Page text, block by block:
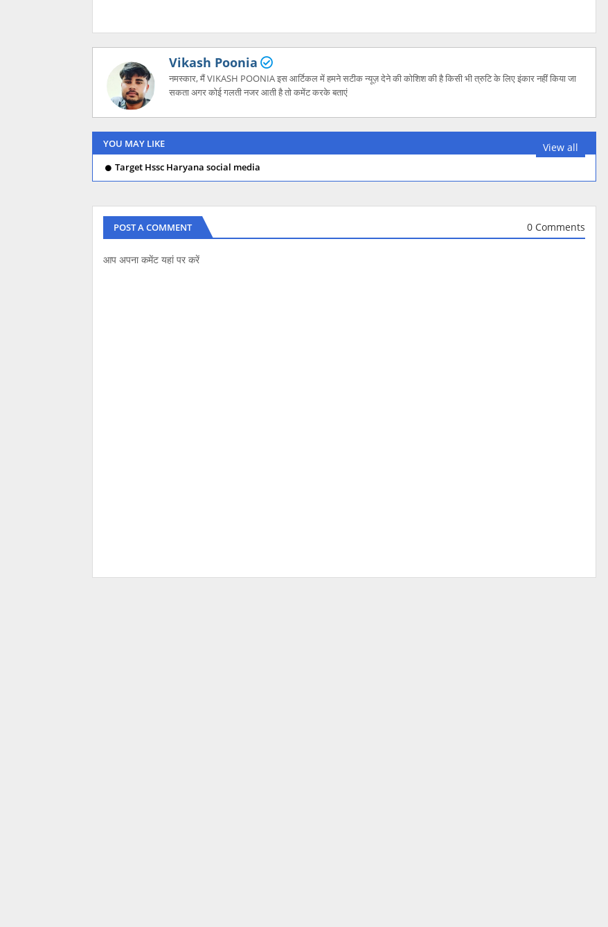
Vikash Poonia
नमस्कार, मैं VIKASH POONIA इस आर्टिकल में हमने सटीक न्यूज़ देने की कोशिश की है किसी भी त्रुटि के लिए इंकार नहीं किया जा
सकता अगर कोई गलती नजर आती है तो कमेंट करके बताएं
YOU MAY LIKE View all
Target Hssc Haryana social media
POST A COMMENT 0 Comments
आप अपना कमेंट यहां पर करें